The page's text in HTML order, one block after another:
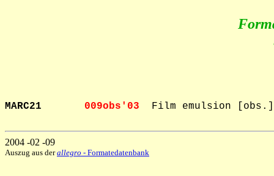
MARC21 009obs'03 Film emulsion [obs.]
2004 -02 -09
Auszug aus derallegro - Formatedatenbank